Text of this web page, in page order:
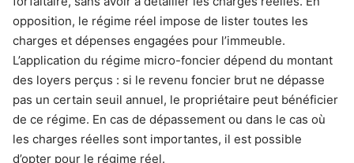
opposition, le régime réel impose de lister toutes les
charges et dépenses engagées pour l’immeuble.
L’application du régime micro-foncier dépend du montant
des loyers perçus : si le revenu foncier brut ne dépasse
pas un certain seuil annuel, le propriétaire peut bénéficier
de ce régime. En cas de dépassement ou dans le cas où
les charges réelles sont importantes, il est possible
d’opter pour le régime réel.